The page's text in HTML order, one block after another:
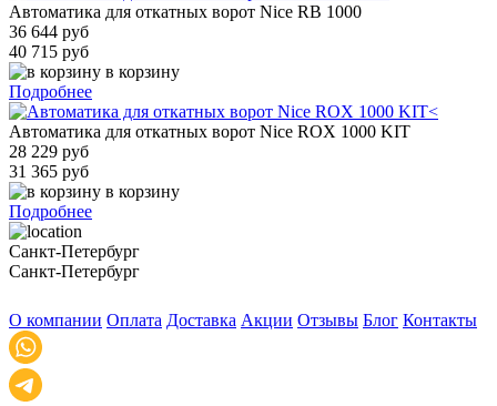
Автоматика для откатных ворот Nice RB 1000
36 644 руб
40 715 руб
в корзину
Подробнее
Автоматика для откатных ворот Nice ROX 1000 KIT
28 229 руб
31 365 руб
в корзину
Подробнее
Санкт-Петербург
Санкт-Петербург
О компании Оплата Доставка Акции Отзывы Блог Контакты